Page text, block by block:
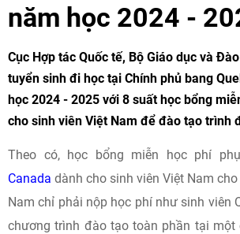
năm học 2024 -
Cục Hợp tác Quốc tế, Bộ Giáo dục và
tuyển sinh đi học tại Chính phủ bang
học 2024 - 2025 với 8 suất học bổng
cho sinh viên Việt Nam để đào tạo trình
Theo có, học bổng miễn học phí
Canada dành cho sinh viên Việt Nam
Nam chỉ phải nộp học phí như sinh viên
chương trình đào tạo toàn phần tại một